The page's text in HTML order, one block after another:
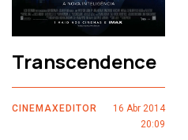
Transcendence
CINEMAXEDITOR
16 Abr 2014
20:09